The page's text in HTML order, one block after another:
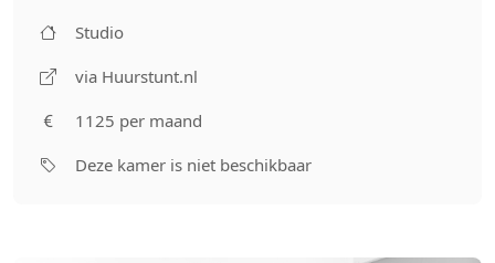
Studio
via Huurstunt.nl
1125 per maand
Deze kamer is niet beschikbaar